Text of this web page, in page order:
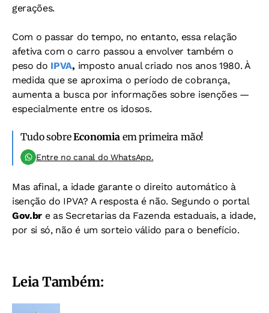
gerações.
Com o passar do tempo, no entanto, essa relação
afetiva com o carro passou a envolver também o
peso do IPVA, imposto anual criado nos anos 1980. À
medida que se aproxima o período de cobrança,
aumenta a busca por informações sobre isenções —
especialmente entre os idosos.
Tudo sobreEconomiaem primeira mão!
Entre no canal do WhatsApp.
Mas afinal, a idade garante o direito automático à
isenção do IPVA? A resposta é não. Segundo o portal
Gov.br e as Secretarias da Fazenda estaduais, a idade,
por si só, não é um sorteio válido para o benefício.
Leia Também: